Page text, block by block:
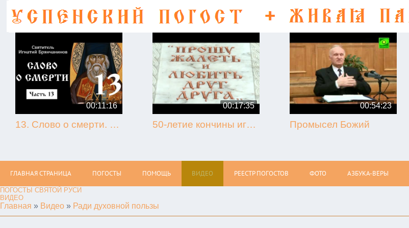
00:11:16
13. Слово о смерти. Игнатий Брянчанинов.
00:17:35
50-летие кончины игумена Никона (Воробьёва) (г. Гагарин, 2013.09.07)
00:54:23
Промысел Божий
ГЛАВНАЯ СТРАНИЦА ПОГОСТЫ ПОМОЩЬ ВИДЕО РЕЕСТР ПОГОСТОВ ФОТО АЗБУКА-ВЕРЫ
ПОГОСТЫ СВЯТОЙ РУСИ
ВИДЕО
Главная » Видео » Ради духовной пользы